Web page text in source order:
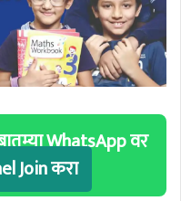
WhatsApp वर
Join करा